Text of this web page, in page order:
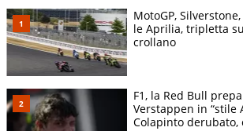
MotoGP,
le Aprilia, tripletta
crollano
F1, la Red Bull
Verstappen in “stile
Colapinto derubato,